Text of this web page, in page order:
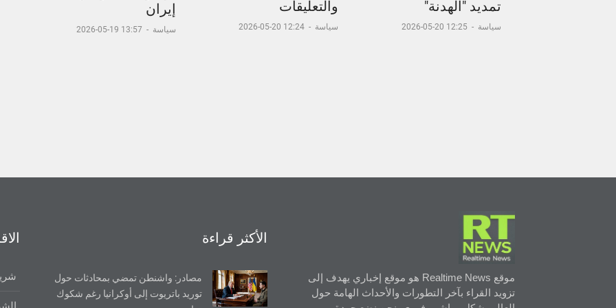
تمديد "الهدنة"
سياسة -
12:25 20-05-2026
والتعليقات
سياسة -
12:24 20-05-2026
إيران
سياسة -
13:57 19-05-2026
موقع Realtime News هو موقع إخباري يهدف إلى
تزويد القراء بآخر التطورات والأحداث الهامة حول
الأكثر قراءة
مصادر: واشنطن تمضي بمحادثات حول
توريد باتريوت إلى أوكرانيا رغم شكوك